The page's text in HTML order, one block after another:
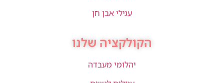
עגילי אבן חן
הקולקציה שלנו
יהלומי מעבדה